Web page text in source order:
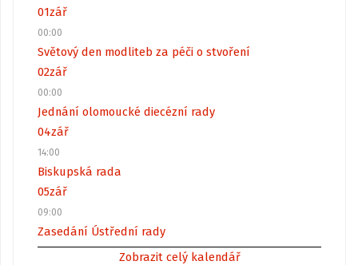
01zář
00:00
Světový den modliteb za péči o stvoření
02zář
00:00
Jednání olomoucké diecézní rady
04zář
14:00
Biskupská rada
05zář
09:00
Zasedání Ústřední rady
Zobrazit celý kalendář